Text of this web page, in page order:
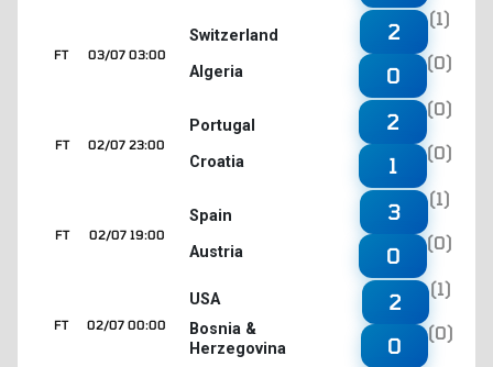
03/07 03:00
FT
Switzerland
Algeria
2
(1)
0
(0)
02/07 23:00
FT
Portugal
Croatia
2
(0)
1
(0)
02/07 19:00
FT
Spain
Austria
3
(1)
0
(0)
02/07 00:00
FT
USA
Bosnia &
Herzegovina
2
(1)
0
(0)